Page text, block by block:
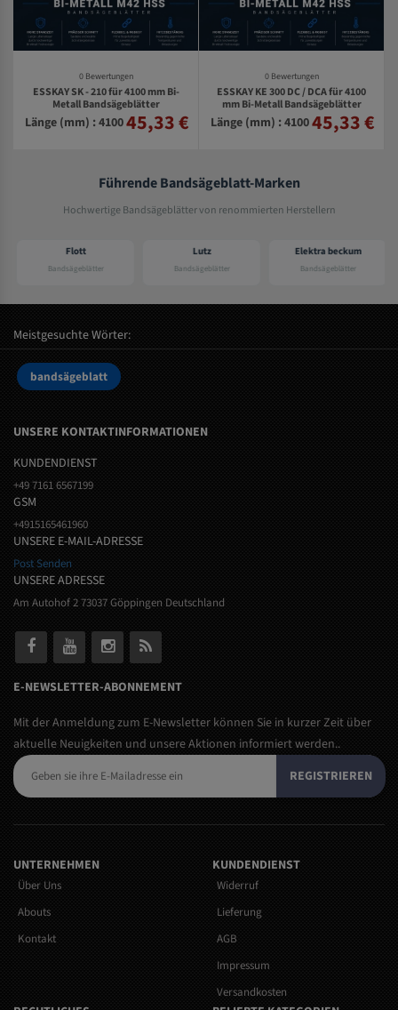
0 Bewertungen
ESSKAY SK - 210 für 4100 mm Bi-
Metall Bandsägeblätter
Länge (mm) : 410045,33 €
0 Bewertungen
ESSKAY KE 300 DC / DCA für 4100
mm Bi-Metall Bandsägeblätter
Länge (mm) : 410045,33 €
Führende Bandsägeblatt-Marken
Hochwertige Bandsägeblätter von renommierten Herstellern
Flott
Bandsägeblätter
Lutz
Bandsägeblätter
Elektra beckum
Bandsägeblätter
Meistgesuchte Wörter:
bandsägeblatt
UNSERE KONTAKTINFORMATIONEN
KUNDENDIENST
+49 7161 6567199
GSM
+4915165461960
UNSERE E-MAIL-ADRESSE
Post Senden
UNSERE ADRESSE
Am Autohof 2 73037 Göppingen Deutschland
E-NEWSLETTER-ABONNEMENT
Mit der Anmeldung zum E-Newsletter können Sie in kurzer Zeit über
aktuelle Neuigkeiten und unsere Aktionen informiert werden..
REGISTRIEREN
UNTERNEHMEN
Über Uns
Abouts
Kontakt
KUNDENDIENST
Widerruf
Lieferung
AGB
Impressum
Versandkosten